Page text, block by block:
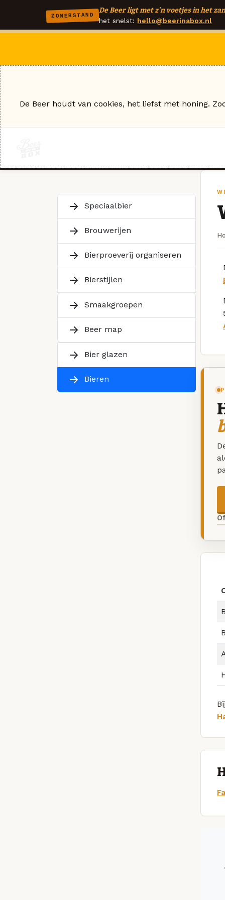
ZOMERSTAND
De Beer ligt met z'n voetjes in het
het snelst: hello@beerinabox.nl
Speciaalbier
Brouwerijen
Bierproeverij organiseren
Bierstijlen
Smaakgroepen
Beer map
Bier glazen
Bieren
De Beer houdt van cookies, het liefst met honing.